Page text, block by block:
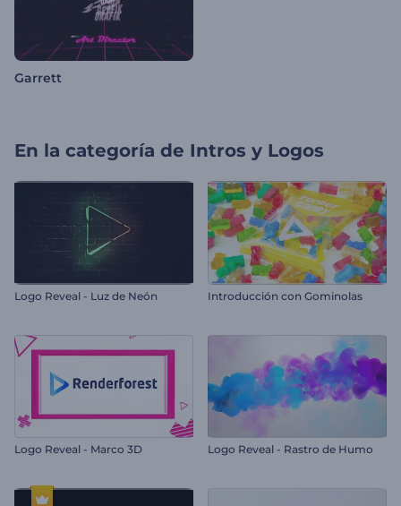
Garrett
En la categoría de Intros y Logos
Logo Reveal - Luz de Neón Introducción con Gominolas
Logo Reveal - Marco 3D Logo Reveal - Rastro de Humo